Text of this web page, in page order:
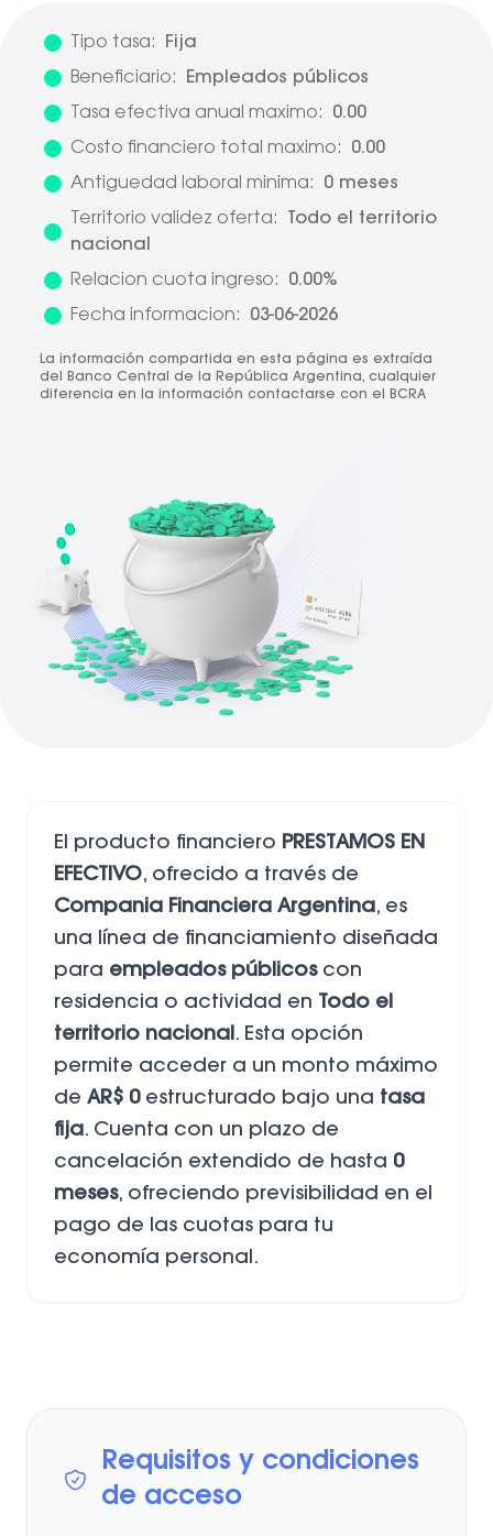
Tipo tasa:
Fija
Beneficiario:
Empleados públicos
Tasa efectiva anual maximo:
0.00
Costo financiero total maximo:
0.00
Antiguedad laboral minima:
0 meses
Territorio validez oferta:
Todo el territorio
nacional
Relacion cuota ingreso:
0.00%
Fecha informacion:
03-06-2026
La información compartida en esta página es extraída
del Banco Central de la República Argentina, cualquier
diferencia en la información contactarse con el BCRA
El producto financiero PRESTAMOS EN
EFECTIVO, ofrecido a través de
Compania Financiera Argentina, es
una línea de financiamiento diseñada
para empleados públicoscon
residencia o actividad en
Todo el
territorio nacional . Esta opción
permite acceder a un monto máximo
de AR$ 0estructurado bajo una tasa
fija. Cuenta con un plazo de
cancelación extendido de hasta 0
meses, ofreciendo previsibilidad en el
pago de las cuotas para tu
economía personal.
Requisitos y condiciones
de acceso